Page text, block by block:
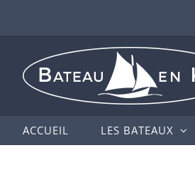
ACCUEIL LES BATEAUX